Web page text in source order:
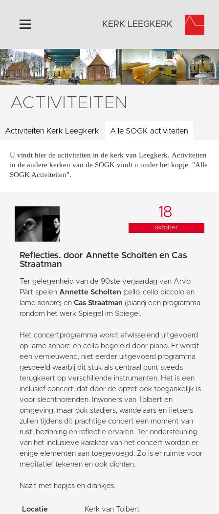
Home
Algemeen
Historie
Activiteiten
Contact
Vaktaal
KERK LEEGKERK
ACTIVITEITEN
Activiteiten Kerk Leegkerk Alle SOGK activiteiten
U vindt hier de activiteiten in de kerk van Leegkerk. Activiteiten
in de andere kerken van de SOGK vindt u onder het kopje "Alle
SOGK Activiteiten".
18
oktober
Reflecties. door Annette Scholten en Cas
Straatman
Ter gelegenheid van de 90ste verjaardag van Arvo
Pärt spelen Annette Scholten (cello, cello piccolo en
lame sonore) en Cas Straatman (piano) een programma
rondom het werk Spiegel im Spiegel.
Het concertprogramma wordt afwisselend uitgevoerd
op lame sonore en cello begeleid door piano. Er wordt
een vernieuwend, niet eerder uitgevoerd programma
gespeeld waarbij dit stuk als centraal punt steeds
terugkeert op verschillende instrumenten. Het is een
inclusief concert, dat door de opzet ook toegankelijk is
voor slechthorenden. Inwoners van Tolbert en
omgeving, maar ook stadjers, wandelaars en fietsers
zullen tijdens dit prachtige concert een moment van
rust, bezinning en reflectie ervaren. Ter ondersteuning
van het inclusieve karakter van het concert worden er
enige elementen aan toegevoegd. Zo is er ruimte voor
meditatief tekenen en ook dichten.
Nazit met hapjes en drankjes.
Locatie
Kerk van Tolbert